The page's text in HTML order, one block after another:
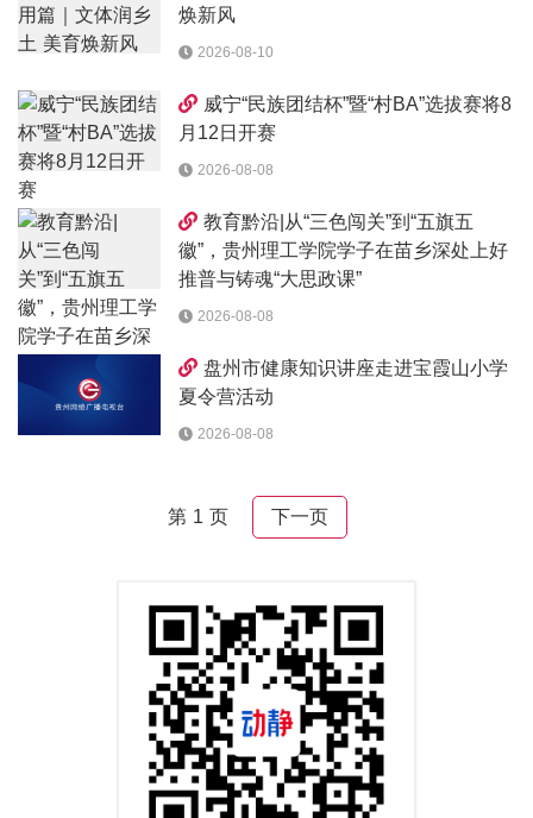
焕新风
2026-08-10
威宁“民族团结杯”暨“村BA”选拔赛将8
月12日开赛
2026-08-08
教育黔沿|从“三色闯关”到“五旗五
徽”，贵州理工学院学子在苗乡深处上好
推普与铸魂“大思政课”
2026-08-08
盘州市健康知识讲座走进宝霞山小学
夏令营活动
2026-08-08
第 1 页 下一页